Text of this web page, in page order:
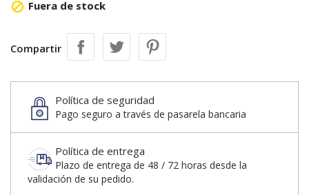
 Fuera de stock
Compartir
Política de seguridad
Pago seguro a través de pasarela bancaria
Política de entrega
Plazo de entrega de 48 / 72 horas desde la
validación de su pedido.